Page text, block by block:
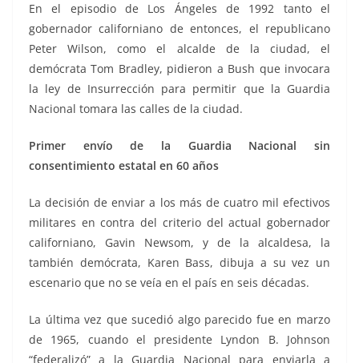
En el episodio de Los Ángeles de 1992 tanto el
gobernador californiano de entonces, el republicano
Peter Wilson, como el alcalde de la ciudad, el
demócrata Tom Bradley, pidieron a Bush que invocara
la ley de Insurrección para permitir que la Guardia
Nacional tomara las calles de la ciudad.
Primer envío de la Guardia Nacional sin
consentimiento estatal en 60 años
La decisión de enviar a los más de cuatro mil efectivos
militares en contra del criterio del actual gobernador
californiano, Gavin Newsom, y de la alcaldesa, la
también demócrata, Karen Bass, dibuja a su vez un
escenario que no se veía en el país en seis décadas.
La última vez que sucedió algo parecido fue en marzo
de 1965, cuando el presidente Lyndon B. Johnson
“federalizó” a la Guardia Nacional para enviarla a